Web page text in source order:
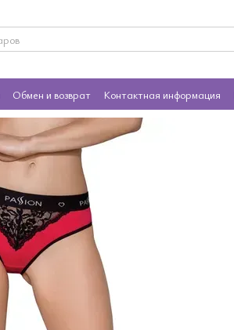
Обмен и возврат Контактная информация